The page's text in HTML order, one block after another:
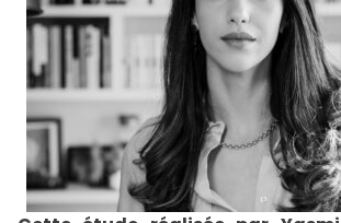
territoires pouvant
démocratiques au Moyen-Orient,
des Kurdes, des Arméniens,
encore les opposants aux
que sont la Turquie et la
d’Iran.
Yasmina Asrarguis : Quelle est votre analyse du contexte géopolitique en Europe, notamment depuis le 7 octobre et la reprise de la guerre au Moyen-Orient, en particulier à Gaza ? Jean-Michel Blanquer : Le climat actuel est difficile. Tout d'abord, cela rappelle de manière brutale le potentiel de résurgence de la guerre, non seulement au Moyen-Orient, mais aussi dans d’autres régions du monde. La crise représentée par la guerre entre la Russie et l'Ukraine a encore accentué les préoccupations et l'anxiété contemporaines concernant le retour des conflits, même dans des régions où l'on pensait que ce mode de résolution des différends était révolu. Cette lourdeur est le premier élément, car elle définit le contexte mondial et international dans lequel se déroule la guerre actuelle entre Israël et le Hamas. Des actes de barbarie, comme l'attaque du 7 octobre, ou des actes d'agression, comme l'attaque de la Russie contre l'Ukraine, qui pouvaient sembler relégués à une époque révolue, sont toujours présents dans notre monde. Malheureusement, notre réalité est loin de l'idéal kantien de résolution des conflits par le droit. Le deuxième facteur majeur qui contribue au climat difficile est l'importation du conflit dans nos sociétés. Les importantes communautés musulmane et juive en France augmentent le risque de transposition des conflits. Il est crucial que nous soyons sages, intelligents, et ouverts d'esprit pour éviter que les situations ne soient réduites à des choix binaires. Que ce soit au sein des communautés musulmane ou juive, ou dans la société en général, il est essentiel de cultiver la nuance et de favoriser le dialogue. Cette question est aujourd'hui d'une importance capitale, et heureusement, tous les musulmans ne soutiennent pas le Hamas, et tous les juifs ne soutiennent pas Netanyahu. Adopter cette subtilité est crucial pour éviter le risque de confrontation entre communautés. Yasmina Asrarguis : Comment percevez-vous les réactions de la classe politique française en matière de conflit israélo-palestinien ? Pensez-vous qu'il y’ait une réelle fracture au sein de la population sur cet enjeu ? Jean-Michel Blanquer : Il y a une division partielle, mais pas totale, et cette division n'est pas binaire non plus. La grande majorité de la société française a été horrifiée par les événements du 7 octobre et comprend clairement qu'Israël est l'agressé et que le Hamas est l'agresseur. L'extrême gauche s'est disqualifiée dans cette séquence en refusant de reconnaître l'évidence et en pratiquant une forme de nouveau négationnisme. La France a également connu des attaques et sait, de sa propre expérience, le danger du terrorisme islamiste et de l'islamisme politique en général. Contrairement à ce que beaucoup disent, je pense que la grande majorité des Français est solidaire d'Israël, et les débats internes ont évidemment plus à voir avec la manière dont Israël répond à cette situation. Ici, bien sûr, il y a des différences au sein de la société française. Elles ne sont pas binaires, et c'est, avant tout, un spectre d'approches qui vont du soutien complet au gouvernement israélien à, malheureusement pour certains, un quasi-soutien au Hamas. Dans ce contexte, nous devons réaliser qu'Israël est attaqué ; ensuite, qu'il est inévitable qu'Israël réagisse pour chasser ou, au moins, neutraliser le Hamas ; et troisièmement, il faut comprendre l'importance d'arriver rapidement à des discussions pacifiques pour limiter les pertes humaines de cette guerre et travailler vers une solution à deux États. Yasmina Asrarguis : Pensez-vous qu'il soit nécessaire d’introduire l'éducation à la tolérance, à la diversité, et aux cultures dans les écoles françaises et européennes, ou nos décideurs devraient-ils donner la priorité aux négociations diplomatiques conduisant à la paix ? Jean-Michel Blanquer : C'est sans aucun doute multifacette. Il y a les deux aspects que vous venez de mentionner, ainsi que d'autres, et nous devons aborder tous ces aspects de manière complète. Dans les écoles, favoriser la compréhension de la diversité est, bien sûr, crucial. Je crois que nous transmettons actuellement des messages positifs à nos enfants, contrairement à ce qui se passe, par exemple, avec les enfants palestiniens, qui sont élevés pour nourrir de l'animosité envers les Juifs. Malheureusement, aujourd'hui, nous devons faire plus et renforcer nos efforts sur cette question, qui dépasse le conflit israélo-palestinien. Cela concerne plus généralement la manière dont nous préparons les enfants à vivre dans une société ouverte et tolérante, qui embrasse la liberté d'expression, la liberté religieuse, la liberté d'être soi-même, le tout dans un cadre commun où il n'y a pas de place pour le prosélytisme. En matière de capacité européenne à conduire des négociations diplomatiques, l'Europe est une force de paix. Personne, y compris les non-Européens, ne devrait se réjouir de l'effacement de l'Europe de la scène diplomatique régionale. Les accords d'Oslo ont démontré que la Norvège pouvait jouer un rôle crucial. L'Europe n'est pas la Norvège ; c'est autre chose. Cependant, les différences entre les pays européens, notamment entre la France, l'Angleterre (qui reste européenne), l'Allemagne, l'Italie, l'Espagne et la Pologne, peuvent contribuer à une forme de médiation plurielle. Cela permettrait que les liens entre chaque pays européen et chaque pays du Moyen-Orient soient utiles pour faire avancer la paix. Yasmina Asrarguis : Quel rôle pensez-vous que l'éducation à la paix pourrait jouer sur le terrain au Moyen-Orient ? Jean-Michel Blanquer : Parmi les évolutions alarmantes au Moyen-Orient, la situation avec l'UNRWA se distingue, car des bombes humaines ont été fabriquées par le biais d'une éducation fondée sur la haine. Je suis profondément frustré par ceux, de tous côtés, qui étaient conscients de ce problème, n'ont pris aucune mesure. Il est évident que l'éducation façonne l'avenir, et l'histoire y joue un rôle crucial. Nous devons encourager le volontarisme et l'optimisme pour résoudre ce problème. Pendant mon mandat en tant que ministre de l'Éducation, en collaboration avec Alain Lamassoure au Conseil de l'Europe, nous avons créé un Observatoire sur l'enseignement de l'Histoire. Il y avait une préoccupation croissante concernant le manque d'importance accordée à l'enseignement de l'histoire. Par exemple, dans de nombreux pays européens, l'histoire n'est qu'une matière optionnelle. En France, en tant que ministre de l'Éducation, j'étais déterminé à repenser les programmes d'histoire au lycée, en introduisant une nouvelle discipline englobant l'histoire-géographie, les sciences politiques et la géopolitique. Cette approche interdisciplinaire permettait une compréhension complète du Moyen-Orient. Contrairement à une tendance mondiale, ces trois ou quatre dernières années, les élèves français ont acquis une culture plus approfondie sur ces sujets. Au Conseil